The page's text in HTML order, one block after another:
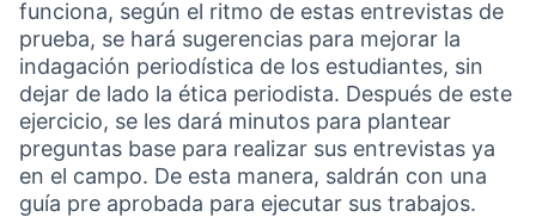
funciona, según el ritmo de estas entrevistas de
prueba, se hará sugerencias para mejorar la
indagación periodística de los estudiantes, sin
dejar de lado la ética periodista. Después de este
ejercicio, se les dará minutos para plantear
preguntas base para realizar sus entrevistas ya
en el campo. De esta manera, saldrán con una
guía pre aprobada para ejecutar sus trabajos.